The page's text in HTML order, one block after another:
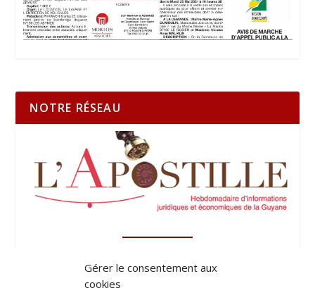
Gérer le consentement aux
cookies
NOTRE RÉSEAU